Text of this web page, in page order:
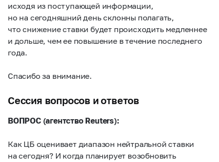
исходя из поступающей информации,
но на сегодняшний день склонны полагать,
что снижение ставки будет происходить медленнее
и дольше, чем ее повышение в течение последнего
года.
Спасибо за внимание.
Сессия вопросов и ответов
ВОПРОС (агентство Reuters):
Как ЦБ оценивает диапазон нейтральной ставки
на сегодня? И когда планирует возобновить